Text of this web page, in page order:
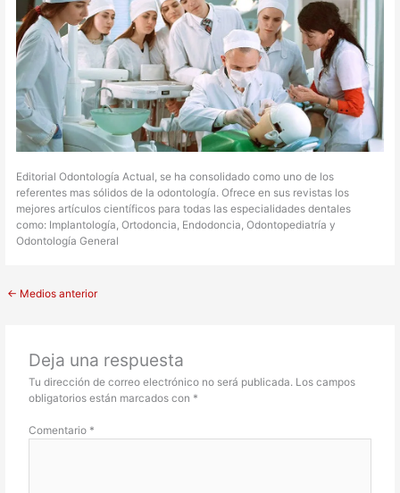
Editorial Odontología Actual, se ha consolidado como uno de los
referentes mas sólidos de la odontología. Ofrece en sus revistas los
mejores artículos científicos para todas las especialidades dentales
como: Implantología, Ortodoncia, Endodoncia, Odontopediatría y
Odontología General
← Medios anterior
Deja una respuesta
Tu dirección de correo electrónico no será publicada. Los campos
obligatorios están marcados con *
Comentario *